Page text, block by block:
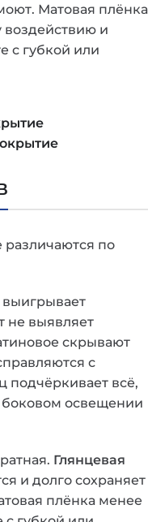
Матовая плёнка
воздействию и
с губкой или
различаются по
выигрывает
не выявляет
скрывают
с
подчёркивает всё,
боковом освещении
Глянцевая
и долго сохраняет
плёнка менее